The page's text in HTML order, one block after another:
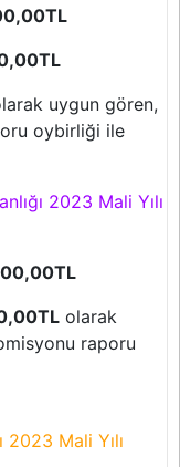
uygun gören,
oybirliği ile
2023 Mali Yılı
olarak
raporu
2023 Mali Yılı